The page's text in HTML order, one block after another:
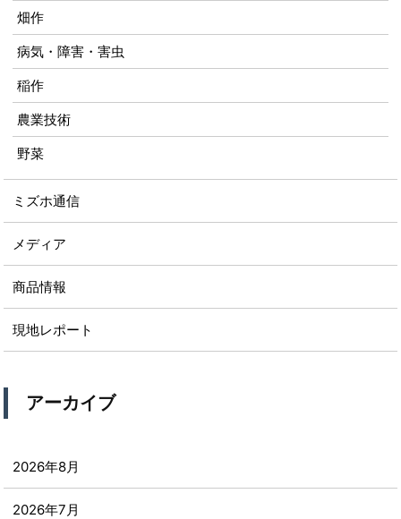
畑作
病気・障害・害虫
稲作
農業技術
野菜
ミズホ通信
メディア
商品情報
現地レポート
アーカイブ
2026年8月
2026年7月